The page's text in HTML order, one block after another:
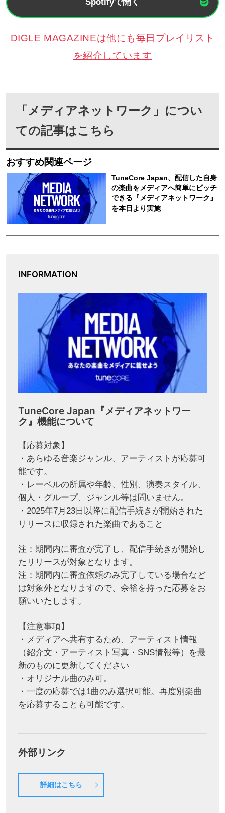
DIGLE MAGAZINEは他にも毎日プレイリスト
を紹介しています
「メディアネットワーク」につい
ての記事はこちら
INFORMATION
TuneCore Japan『メディアネットワー
ク』機能について
【応募対象】
・あらゆる音楽ジャンル、アーティストが応募可
能です。
・レーベルの所属や年齢、性別、演奏スタイル、
個人・グループ、ジャンル等は問いません。
・2025年7月23日以降に配信手続きが開始された
リリースに収録された楽曲であること
注：期間内に審査が完了し、配信手続きが開始し
たリリースが対象となります。
注：期間内に審査依頼のみ完了している場合など
は対象外となりますので、余裕を持った応募をお
願いいたします。
【注意事項】
・メディアへ共有するため、アーティスト情報
（紹介文・アーティスト写真・SNS情報等）を最
新のものに更新してください
・オリジナル曲のみ可。
・一度の応募では1曲のみ選択可能。再度別楽曲
を応募することも可能です。
外部リンク
詳細はこちら